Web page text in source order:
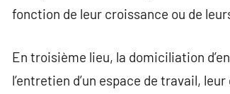
fonction de leur croissance ou de
En troisième lieu, la domiciliation
l’entretien d’un espace de travail,